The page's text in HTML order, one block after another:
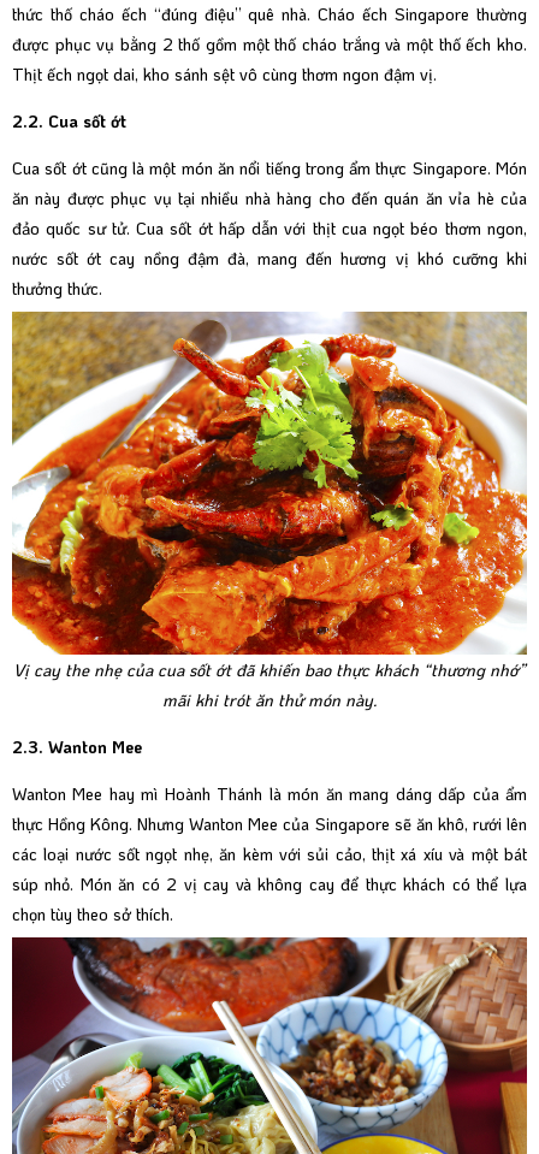
thức thố cháo ếch “đúng điệu” quê nhà. Cháo ếch Singapore thường
được phục vụ bằng 2 thố gồm một thố cháo trắng và một thố ếch kho.
Thịt ếch ngọt dai, kho sánh sệt vô cùng thơm ngon đậm vị.
2.2. Cua sốt ớt
Cua sốt ớt cũng là một món ăn nổi tiếng trong ẩm thực Singapore. Món
ăn này được phục vụ tại nhiều nhà hàng cho đến quán ăn vỉa hè của
đảo quốc sư tử. Cua sốt ớt hấp dẫn với thịt cua ngọt béo thơm ngon,
nước sốt ớt cay nồng đậm đà, mang đến hương vị khó cưỡng khi
thưởng thức.
Vị cay the nhẹ của cua sốt ớt đã khiến bao thực khách “thương nhớ”
mãi khi trót ăn thử món này.
2.3. Wanton Mee
Wanton Mee hay mì Hoành Thánh là món ăn mang dáng dấp của ẩm
thực Hồng Kông. Nhưng Wanton Mee của Singapore sẽ ăn khô, rưới lên
các loại nước sốt ngọt nhẹ, ăn kèm với sủi cảo, thịt xá xíu và một bát
súp nhỏ. Món ăn có 2 vị cay và không cay để thực khách có thể lựa
chọn tùy theo sở thích.